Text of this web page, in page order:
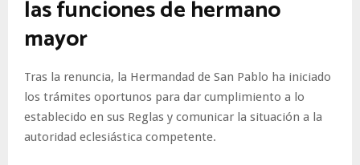
las funciones de hermano
mayor
Tras la renuncia, la Hermandad de San Pablo ha iniciado
los trámites oportunos para dar cumplimiento a lo
establecido en sus Reglas y comunicar la situación a la
autoridad eclesiástica competente.